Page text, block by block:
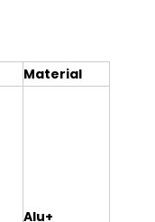
Material
Alu+